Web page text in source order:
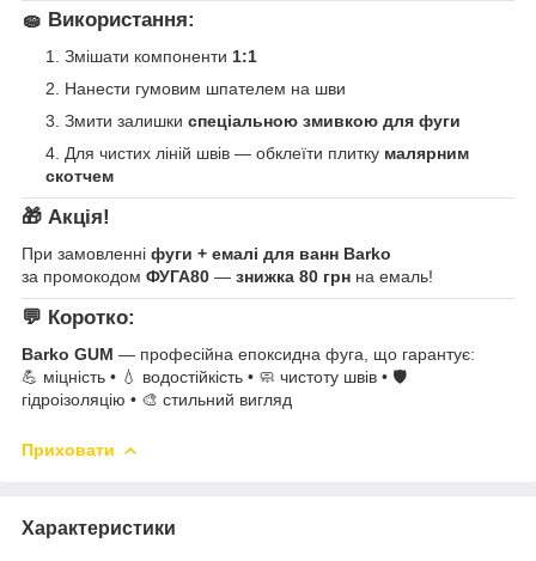
🧽 Використання:
Змішати компоненти 1:1
Нанести гумовим шпателем на шви
Змити залишки спеціальною змивкою для фуги
Для чистих ліній швів — обклеїти плитку малярним
скотчем
🎁 Акція!
При замовленні фуги + емалі для ванн Barko
за промокодом ФУГА80 — знижка 80 грн на емаль!
💬 Коротко:
Barko GUM — професійна епоксидна фуга, що гарантує:
💪 міцність • 💧 водостійкість • 🧼 чистоту швів • 🛡️
гідроізоляцію • 🎨 стильний вигляд
Приховати
Характеристики